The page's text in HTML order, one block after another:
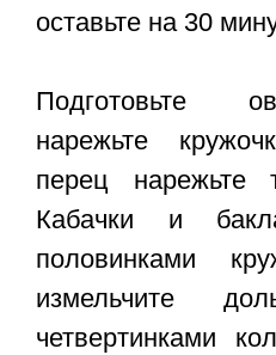
оставьте на 30
Подготовьте
нарежьте
перец нарежьте
Кабачки и
половинками
измельчите
четвертинками